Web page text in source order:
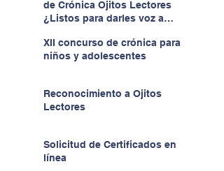
de Crónica Ojitos Lectores
¿Listos para darles voz a
XII concurso de crónica para
niños y adolescentes
Reconocimiento a Ojitos
Lectores
Solicitud de Certificados en
línea